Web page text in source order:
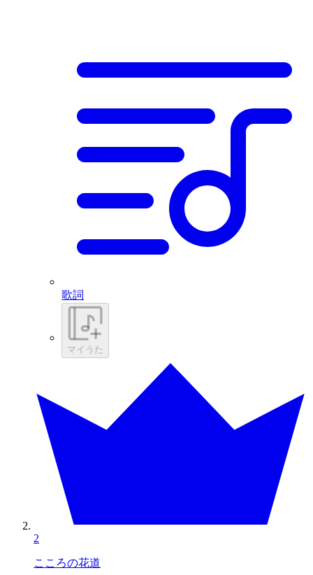
歌詞
マイうた
2
こころの花道